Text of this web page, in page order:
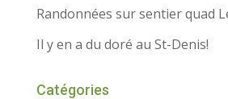
Randonnées sur sentier quad
Il y en a du doré au St-Denis!
Catégories